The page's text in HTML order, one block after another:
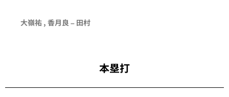
大嶺祐 , 香月良 – 田村
本塁打